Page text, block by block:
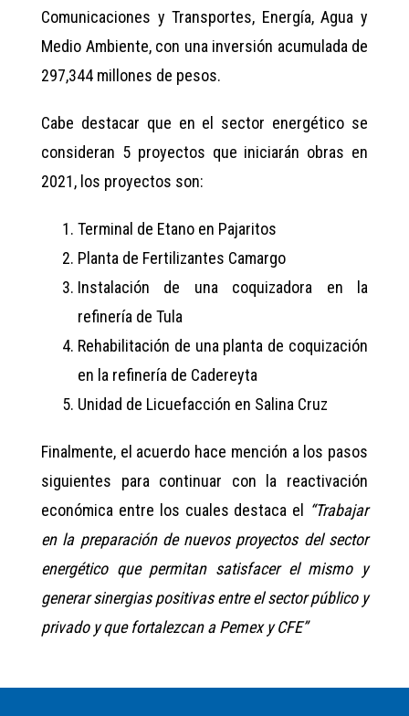
Comunicaciones y Transportes, Energía, Agua y
Medio Ambiente, con una inversión acumulada de
297,344 millones de pesos.
Cabe destacar que en el sector energético se
consideran 5 proyectos que iniciarán obras en
2021, los proyectos son:
Terminal de Etano en Pajaritos
Planta de Fertilizantes Camargo
Instalación de una coquizadora en la
refinería de Tula
Rehabilitación de una planta de coquización
en la refinería de Cadereyta
Unidad de Licuefacción en Salina Cruz
Finalmente, el acuerdo hace mención a los pasos
siguientes para continuar con la reactivación
económica entre los cuales destaca el
“Trabajar
en la preparación de nuevos proyectos del sector
energético que permitan satisfacer el mismo y
generar sinergias positivas entre el sector público y
privado y que fortalezcan a Pemex y CFE”